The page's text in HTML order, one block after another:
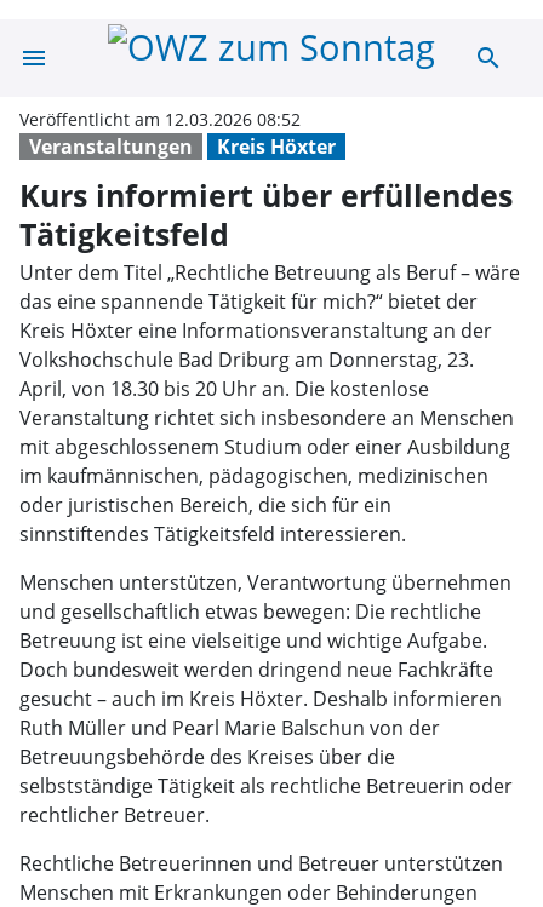
menu Kurs search
Veranstaltungen Kreis Höxter
Veröffentlicht am 12.03.2026 08:52
Kurs informiert über erfüllendes
Tätigkeitsfeld
Unter dem Titel „Rechtliche Betreuung als Beruf – wäre
das eine spannende Tätigkeit für mich?“ bietet der
Kreis Höxter eine Informationsveranstaltung an der
Volkshochschule Bad Driburg am Donnerstag, 23.
April, von 18.30 bis 20 Uhr an. Die kostenlose
Veranstaltung richtet sich insbesondere an Menschen
mit abgeschlossenem Studium oder einer Ausbildung
im kaufmännischen, pädagogischen, medizinischen
oder juristischen Bereich, die sich für ein
sinnstiftendes Tätigkeitsfeld interessieren.
Menschen unterstützen, Verantwortung übernehmen
und gesellschaftlich etwas bewegen: Die rechtliche
Betreuung ist eine vielseitige und wichtige Aufgabe.
Doch bundesweit werden dringend neue Fachkräfte
gesucht – auch im Kreis Höxter. Deshalb informieren
Ruth Müller und Pearl Marie Balschun von der
Betreuungsbehörde des Kreises über die
selbstständige Tätigkeit als rechtliche Betreuerin oder
rechtlicher Betreuer.
Rechtliche Betreuerinnen und Betreuer unterstützen
Menschen mit Erkrankungen oder Behinderungen